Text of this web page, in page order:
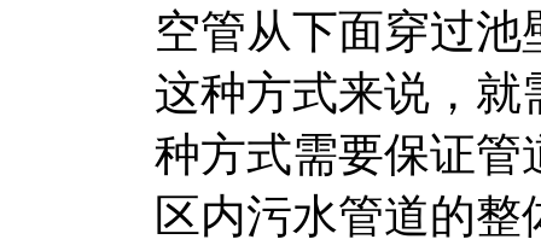
空管从下面穿过
这种方式来说，就
种方式需要保证管
区内污水管道的